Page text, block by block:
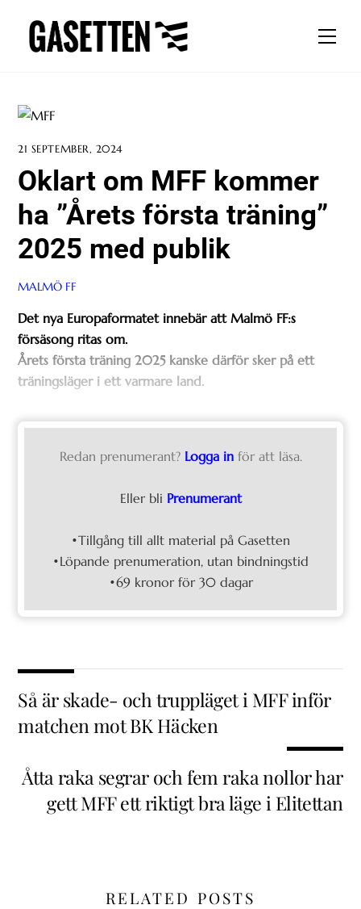
content
21 SEPTEMBER, 2024
Oklart om MFF kommer
ha ”Årets första träning”
2025 med publik
MALMÖ FF
Det nya Europaformatet innebär att Malmö FF:s
försäsong ritas om.
Årets första träning 2025 kanske därför sker på ett
träningsläger i ett varmare land.
Redan prenumerant? Logga in för att läsa.
Eller bli Prenumerant
•Tillgång till allt material på Gasetten
•Löpande prenumeration, utan bindningstid
•69 kronor för 30 dagar
Så är skade- och truppläget i MFF inför
matchen mot BK Häcken
Åtta raka segrar och fem raka nollor har
gett MFF ett riktigt bra läge i Elitettan
RELATED POSTS